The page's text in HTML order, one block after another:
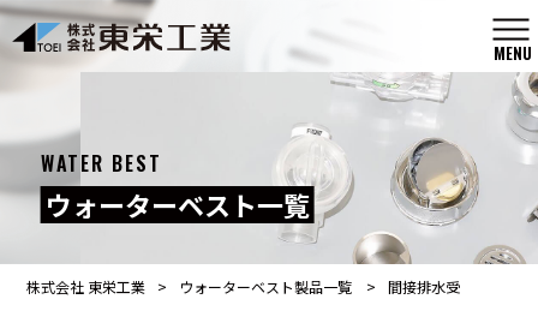
MENU
WATER BEST
ウォーターベスト一覧
株式会社 東栄工業 > ウォーターベスト製品一覧 > 間接排水受